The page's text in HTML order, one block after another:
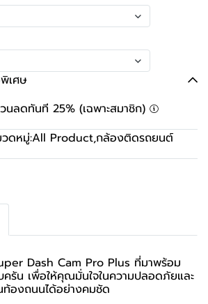
เศษ
นลดทันที 25% (เฉพาะสมาชิก)
ดหมู่:All Product,กล้องติดรถยนต์
Dash Cam Pro Plus ที่มาพร้อม
ครัน เพื่อให้คุณมั่นใจในความปลอดภัยและ
ท้องถนนได้อย่างคมชัด